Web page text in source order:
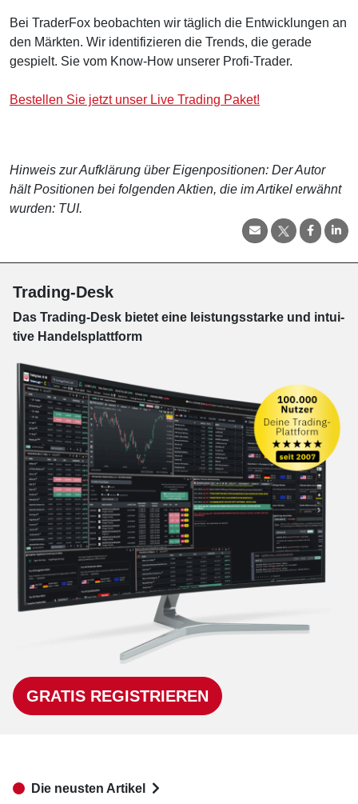
Bei TraderFox beobachten wir täglich die Entwicklungen an
den Märkten. Wir identifizieren die Trends, die gerade
gespielt. Sie vom Know-How unserer Profi-Trader.
Bestellen Sie jetzt unser Live Trading Paket!
Hinweis zur Aufklärung über Eigenpositionen: Der Autor
hält Positionen bei folgenden Aktien, die im Artikel erwähnt
wurden: TUI.
Trading-Desk
Das Trading-Desk bie­tet eine leis­tungs­star­ke und in­tui­
tive Han­dels­platt­form
GRATIS REGISTRIEREN
Die neusten Artikel